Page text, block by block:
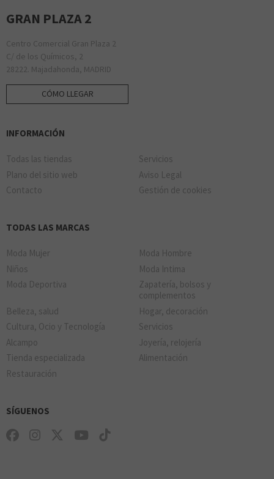
GRAN PLAZA 2
Centro Comercial Gran Plaza 2
C/ de los Químicos, 2
28222. Majadahonda, MADRID
CÓMO LLEGAR
INFORMACIÓN
Todas las tiendas
Servicios
Plano del sitio web
Aviso Legal
Contacto
Gestión de cookies
TODAS LAS MARCAS
Moda Mujer
Moda Hombre
Niños
Moda Intima
Moda Deportiva
Zapatería, bolsos y
complementos
Belleza, salud
Hogar, decoración
Cultura, Ocio y Tecnología
Servicios
Alcampo
Joyería, relojería
Tienda especializada
Alimentación
Restauración
SÍGUENOS